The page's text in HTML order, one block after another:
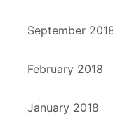
September
February 2018
January 2018